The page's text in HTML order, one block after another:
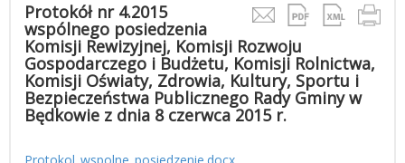
Protokół nr 4.2015
wspólnego posiedzenia
Komisji Rewizyjnej, Komisji Rozwoju
Gospodarczego i Budżetu, Komisji Rolnictwa,
Komisji Oświaty, Zdrowia, Kultury, Sportu i
Bezpieczeństwa Publicznego Rady Gminy w
Będkowie z dnia 8 czerwca 2015 r.